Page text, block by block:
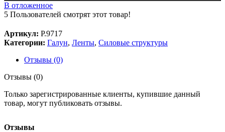
В отложенное
5 Пользователей смотрят этот товар!
Артикул: Р.9717
Категории: Галун, Ленты, Силовые структуры
Отзывы (0)
Отзывы (0)
Отзывы
Только зарегистрированные клиенты, купившие данный
товар, могут публиковать отзывы.